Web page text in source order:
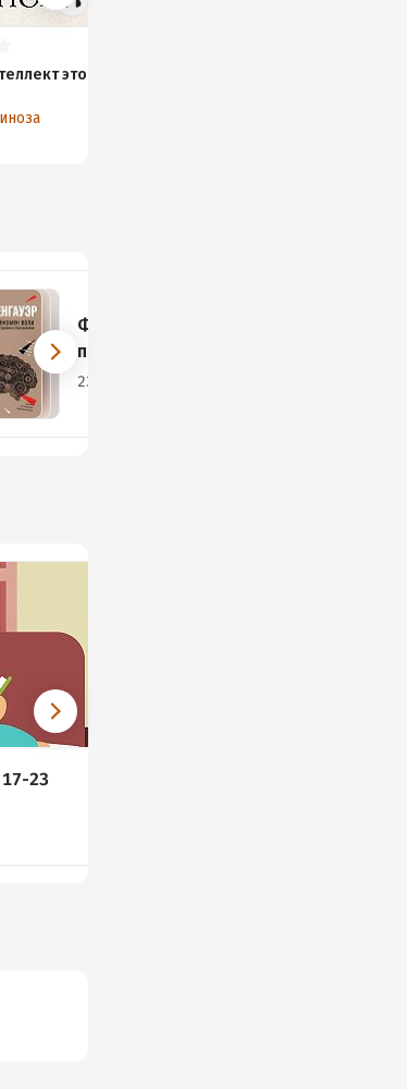
это
Философия на
пальцах
23 книги
23